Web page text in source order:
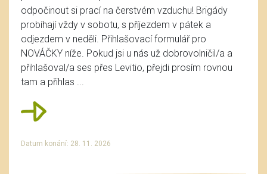
odpočinout si prací na čerstvém vzduchu! Brigády
probíhají vždy v sobotu, s příjezdem v pátek a
odjezdem v neděli. Přihlašovací formulář pro
NOVÁČKY níže. Pokud jsi u nás už dobrovolničil/a a
přihlašoval/a ses přes Levitio, přejdi prosím rovnou
tam a přihlas ...
Datum konání: 28. 11. 2026